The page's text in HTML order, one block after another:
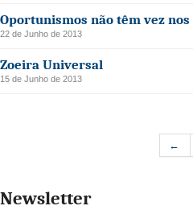
Oportunismos não têm vez
22 de Junho de 2013
Zoeira Universal
15 de Junho de 2013
←
Newsletter